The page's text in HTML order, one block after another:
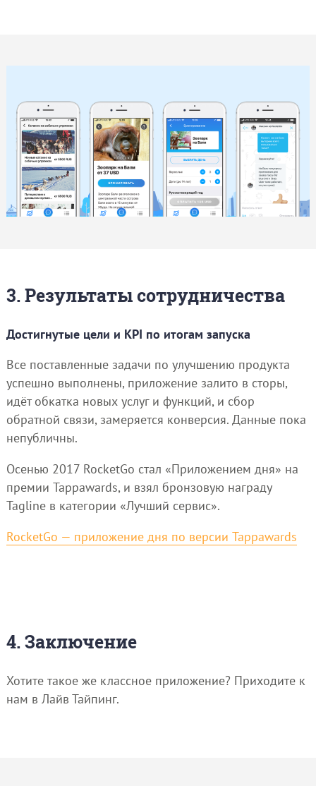
3. Результаты сотрудничества
Достигнутые цели и KPI по итогам запуска
Все поставленные задачи по улучшению продукта
успешно выполнены, приложение залито в сторы,
идёт обкатка новых услуг и функций, и сбор
обратной связи, замеряется конверсия. Данные пока
непубличны.
Осенью 2017 RocketGo стал «Приложением дня» на
премии Tappawards, и взял бронзовую награду
Tagline в категории «Лучший сервис».
RocketGo — приложение дня по версии Tappawards
4. Заключение
Хотите такое же классное приложение? Приходите к
нам в Лайв Тайпинг.